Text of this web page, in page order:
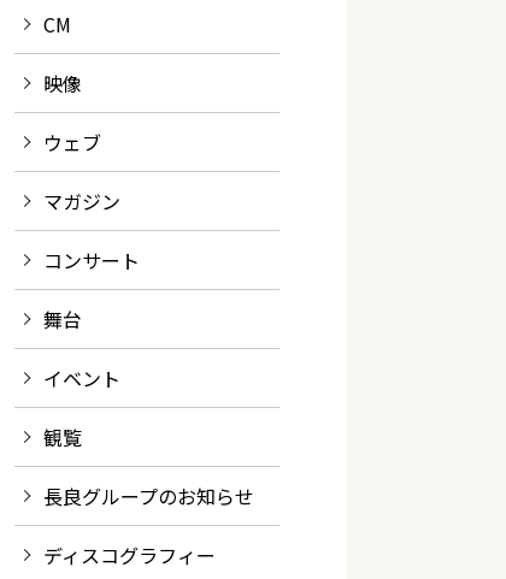
CM
映像
ウェブ
マガジン
コンサート
舞台
イベント
観覧
長良グループのお知らせ
ディスコグラフィー